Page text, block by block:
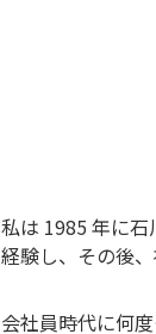
私は 1985 年に
経験し、その後
会社員時代に何